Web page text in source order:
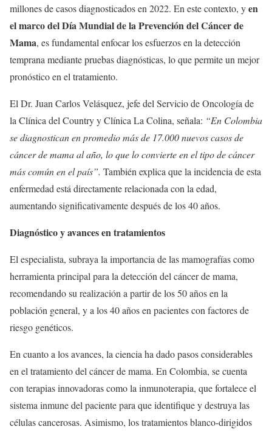
millones de casos diagnosticados en 2022. En este contexto, yen
el marco del Día Mundial de la Prevención del Cáncer de
Mama, es fundamental enfocar los esfuerzos en la detección
temprana mediante pruebas diagnósticas, lo que permite un mejor
pronóstico en el tratamiento.
El Dr. Juan Carlos Velásquez, jefe del Servicio de Oncología de
la Clínica del Country y Clínica La Colina, señala: “En Colombia
se diagnostican en promedio más de 17.000 nuevos casos de
cáncer de mama al año, lo que lo convierte en el tipo de cáncer
más común en el país”. También explica que la incidencia de esta
enfermedad está directamente relacionada con la edad,
aumentando significativamente después de los 40 años.
Diagnóstico y avances en tratamientos
El especialista, subraya la importancia de las mamografías como
herramienta principal para la detección del cáncer de mama,
recomendando su realización a partir de los 50 años en la
población general, y a los 40 años en pacientes con factores de
riesgo genéticos.
En cuanto a los avances, la ciencia ha dado pasos considerables
en el tratamiento del cáncer de mama. En Colombia, se cuenta
con terapias innovadoras como la inmunoterapia, que fortalece el
sistema inmune del paciente para que identifique y destruya las
células cancerosas. Asimismo, los tratamientos blanco-dirigidos